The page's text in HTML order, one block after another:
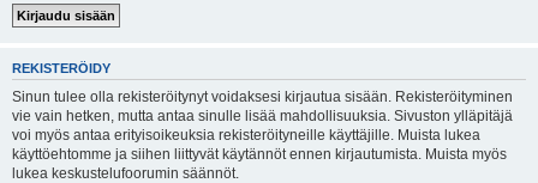
REKISTERÖIDY
Sinun tulee olla rekisteröitynyt voidaksesi kirjautua sisään. Rekisteröityminen
vie vain hetken, mutta antaa sinulle lisää mahdollisuuksia. Sivuston ylläpitäjä
voi myös antaa erityisoikeuksia rekisteröityneille käyttäjille. Muista lukea
käyttöehtomme ja siihen liittyvät käytännöt ennen kirjautumista. Muista myös
lukea keskustelufoorumin säännöt.